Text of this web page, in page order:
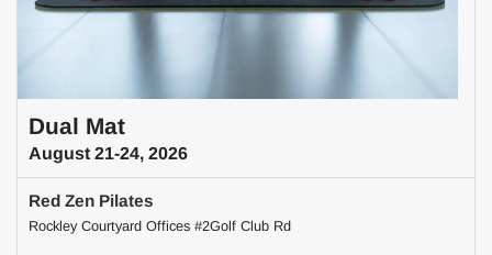
Dual Mat
August 21-24, 2026
Red Zen Pilates
Rockley Courtyard Offices #2Golf Club Rd